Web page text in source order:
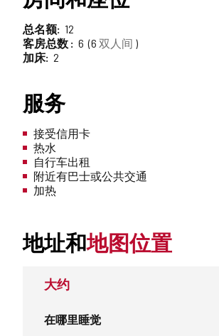
总名额
12
客房总数
6 6 双人间
加床 2
服务
接受信用卡
热水
自行车出租
附近有巴士或公共交通
加热
地址和地图位置
大约
在哪里睡觉